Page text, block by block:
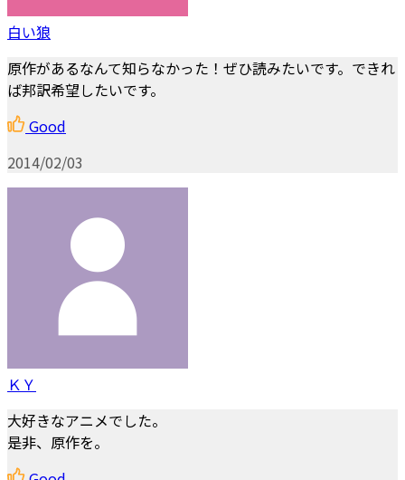
白い狼
原作があるなんて知らなかった！ぜひ読みたいです。できれ
ば邦訳希望したいです。
Good
2014/02/03
ＫＹ
大好きなアニメでした。
是非、原作を。